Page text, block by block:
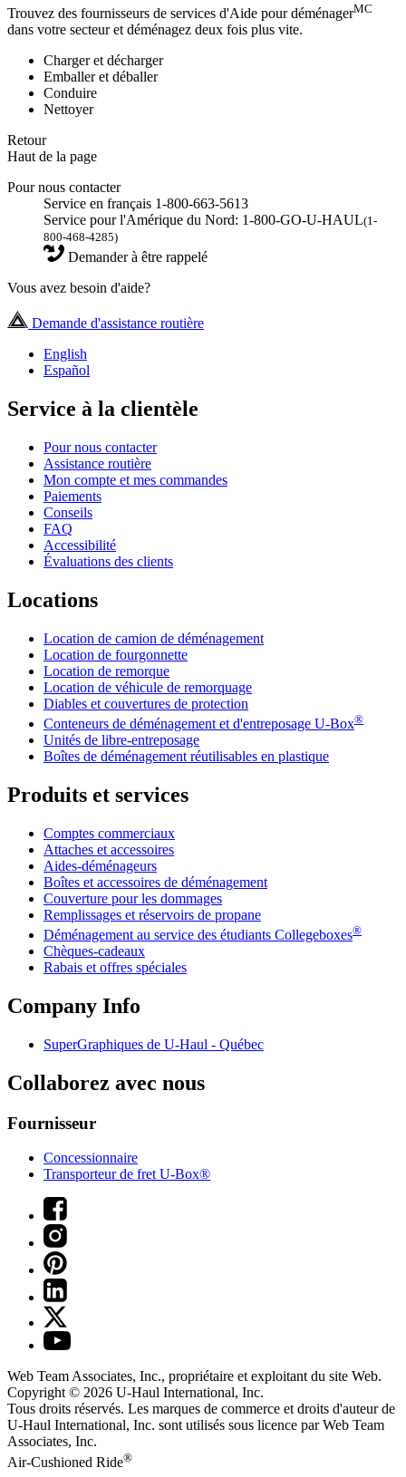
Trouvez des fournisseurs de services d'Aide pour déménagerMC
dans votre secteur et déménagez deux fois plus vite.
Charger et décharger
Emballer et déballer
Conduire
Nettoyer
Retour
Haut de la page
Pour nous contacter
Service en français 1-800-663-5613
Service pour l'Amérique du Nord: 1-800-GO-U-HAUL(1-
800-468-4285)
Demander à être rappelé
Vous avez besoin d'aide?
Demande d'assistance routière
English
Español
Service à la clientèle
Pour nous contacter
Assistance routière
Mon compte et mes commandes
Paiements
Conseils
FAQ
Accessibilité
Évaluations des clients
Locations
Location de camion de déménagement
Location de fourgonnette
Location de remorque
Location de véhicule de remorquage
Diables et couvertures de protection
Conteneurs de déménagement et d'entreposage U-Box®
Unités de libre-entreposage
Boîtes de déménagement réutilisables en plastique
Produits et services
Comptes commerciaux
Attaches et accessoires
Aides-déménageurs
Boîtes et accessoires de déménagement
Couverture pour les dommages
Remplissages et réservoirs de propane
Déménagement au service des étudiants Collegeboxes®
Chèques-cadeaux
Rabais et offres spéciales
Company Info
SuperGraphiques de U-Haul - Québec
Collaborez avec nous
Fournisseur
Concessionnaire
Transporteur de fret U-Box®
Web Team Associates, Inc., propriétaire et exploitant du site Web.
Copyright © 2026 U-Haul International, Inc.
Tous droits réservés. Les marques de commerce et droits d'auteur de
U-Haul International, Inc. sont utilisés sous licence par Web Team
Associates, Inc.
Air-Cushioned Ride®